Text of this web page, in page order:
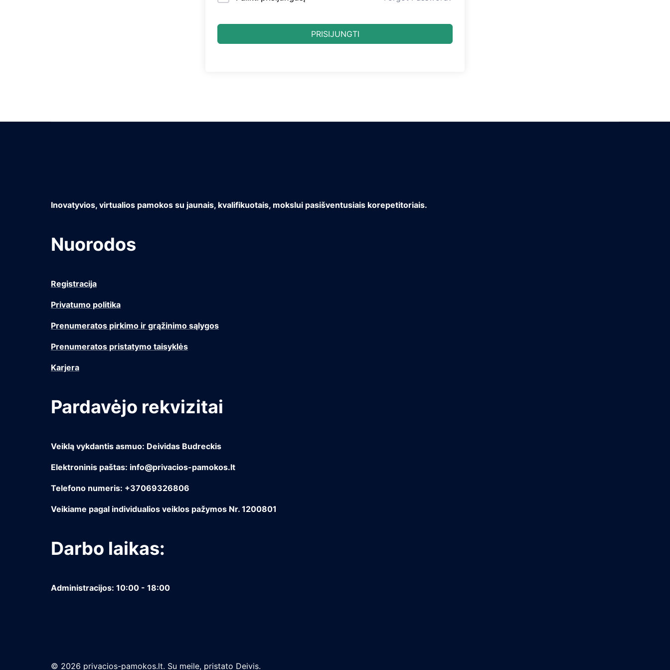
PRISIJUNGTI
Inovatyvios, virtualios pamokos su jaunais, kvalifikuotais, mokslui pasišventusiais korepetitoriais.
Nuorodos
Registracija
Privatumo politika
Prenumeratos pirkimo ir grąžinimo sąlygos
Prenumeratos pristatymo taisyklės
Karjera
Pardavėjo rekvizitai
Veiklą vykdantis asmuo: Deividas Budreckis
Elektroninis paštas: info@privacios-pamokos.lt
Telefono numeris: +37069326806
Veikiame pagal individualios veiklos pažymos Nr. 1200801
Darbo laikas:
Administracijos: 10:00 - 18:00
© 2026 privacios-pamokos.lt. Su meile, pristato Deivis.